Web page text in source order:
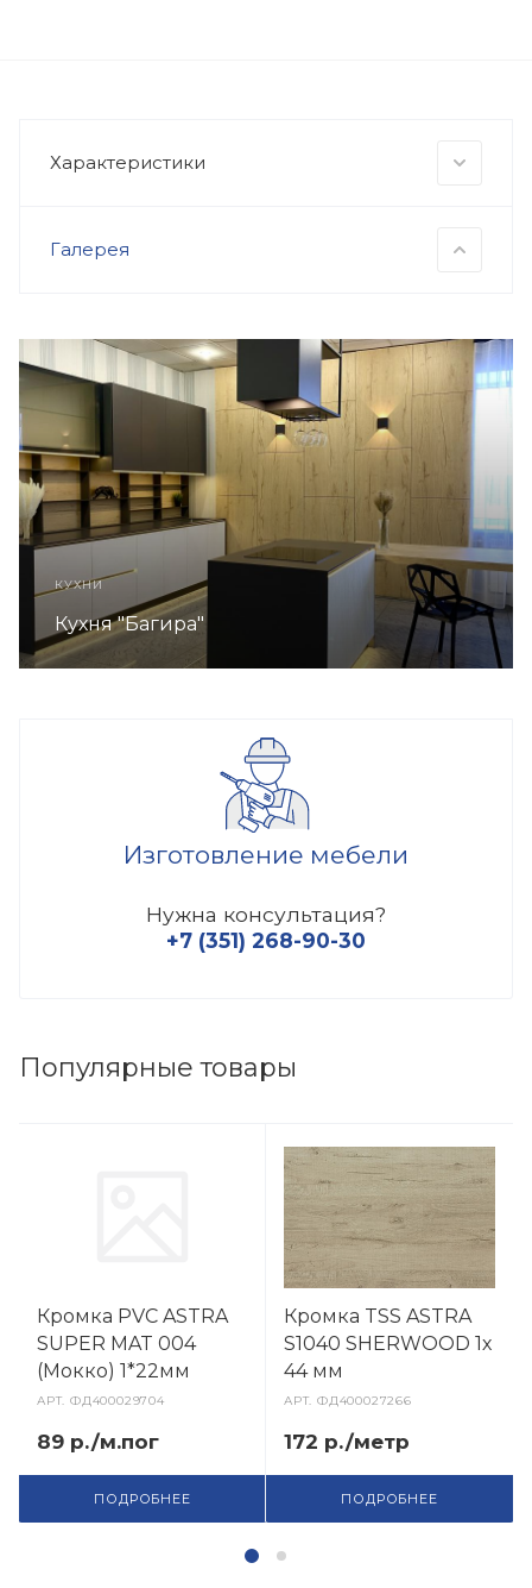
Характеристики
Галерея
КУХНИ
Кухня "Багира"
Изготовление мебели
Нужна консультация?
+7 (351) 268-90-30
Популярные товары
Кромка PVC ASTRA
SUPER MAT 004
(Мокко) 1*22мм
АРТ.ФД400029704
89 р./м.пог
ПОДРОБНЕЕ
Кромка TSS ASTRA
S1040 SHERWOOD 1х
44 мм
АРТ.ФД400027266
172 р./метр
ПОДРОБНЕЕ